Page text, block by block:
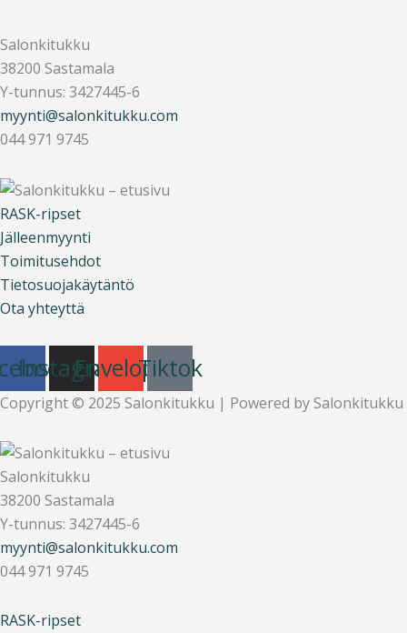
Salonkitukku
38200 Sastamala
Y-tunnus: 3427445-6
myynti@salonkitukku.com
044 971 9745
RASK-ripset
Jälleenmyynti
Toimitusehdot
Tietosuojakäytäntö
Ota yhteyttä
Instagram
EnvelopeTiktok
Copyright © 2025 Salonkitukku | Powered by Salonkitukku
Salonkitukku
38200 Sastamala
Y-tunnus: 3427445-6
myynti@salonkitukku.com
044 971 9745
RASK-ripset